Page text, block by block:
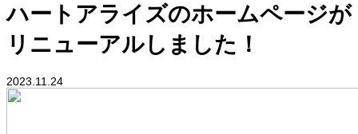
ハートアライズのホームページが
リニューアルしました！
2023.11.24